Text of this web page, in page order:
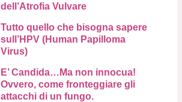
dell’Atrofia Vulvare
Tutto quello che bisogna sapere
sull’HPV (Human Papilloma
Virus)
E’ Candida…Ma non innocua!
Ovvero, come fronteggiare gli
attacchi di un fungo.